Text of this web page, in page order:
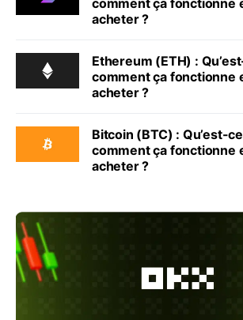
comment ça fonctionne
acheter ?
Ethereum (ETH) :
comment ça fonctionne
acheter ?
Bitcoin (BTC) : Qu’est-
comment ça fonctionne
acheter ?